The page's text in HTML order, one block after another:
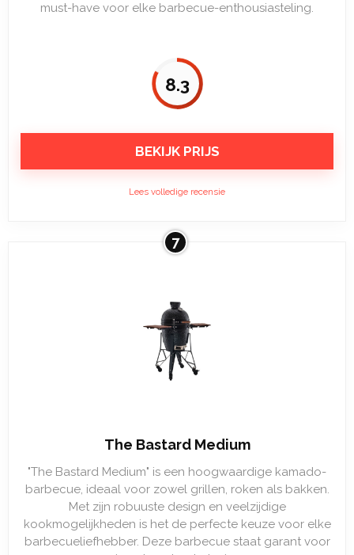
must-have voor elke barbecue-enthousiasteling.
8.3
BEKIJK PRIJS
Lees volledige recensie
7
The Bastard Medium
"The Bastard Medium" is een hoogwaardige kamado-
barbecue, ideaal voor zowel grillen, roken als bakken.
Met zijn robuuste design en veelzijdige
kookmogelijkheden is het de perfecte keuze voor elke
barbecueliefhebber. Deze barbecue staat garant voor